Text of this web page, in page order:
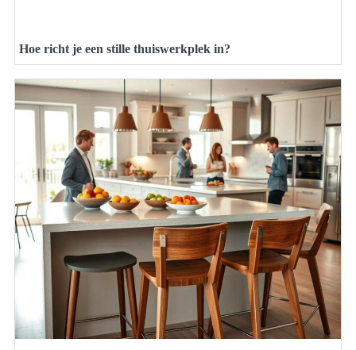
Hoe richt je een stille thuiswerkplek in?